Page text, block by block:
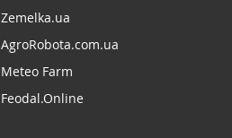
Zemelka.ua
AgroRobota.com.ua
Meteo Farm
Feodal.Online